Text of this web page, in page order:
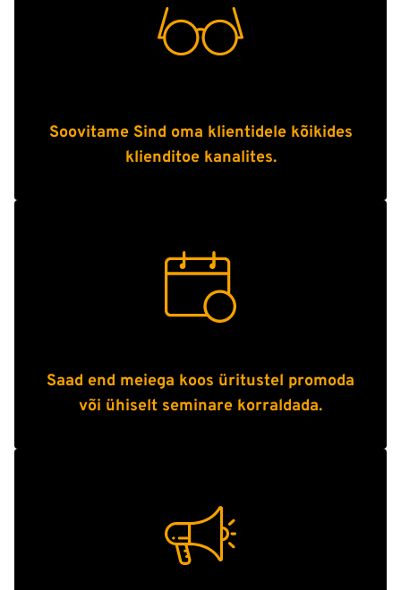
Soovitame Sind oma klientidele kõikides
klienditoe kanalites.
Saad end meiega koos üritustel promoda
või ühiselt seminare korraldada.